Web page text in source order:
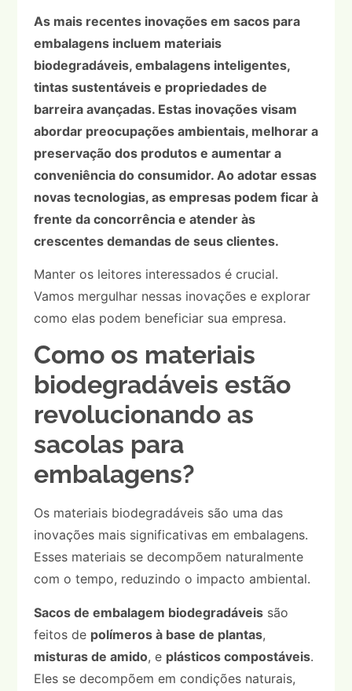
As mais recentes inovações em sacos para
embalagens incluem materiais
biodegradáveis, embalagens inteligentes,
tintas sustentáveis e propriedades de
barreira avançadas. Estas inovações visam
abordar preocupações ambientais, melhorar a
preservação dos produtos e aumentar a
conveniência do consumidor. Ao adotar essas
novas tecnologias, as empresas podem ficar à
frente da concorrência e atender às
crescentes demandas de seus clientes.
Manter os leitores interessados é crucial.
Vamos mergulhar nessas inovações e explorar
como elas podem beneficiar sua empresa.
Como os materiais
biodegradáveis estão
revolucionando as
sacolas para
embalagens?
Os materiais biodegradáveis são uma das
inovações mais significativas em embalagens.
Esses materiais se decompõem naturalmente
com o tempo, reduzindo o impacto ambiental.
Sacos de embalagem biodegradáveissão
feitos de polímeros à base de plantas,
misturas de amido, e plásticos compostáveis.
Eles se decompõem em condições naturais,